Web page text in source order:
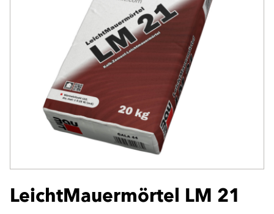
LeichtMauermörtel LM 21